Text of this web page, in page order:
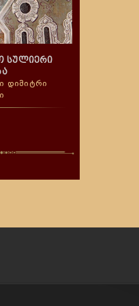
სულიერი
დიმიტრი